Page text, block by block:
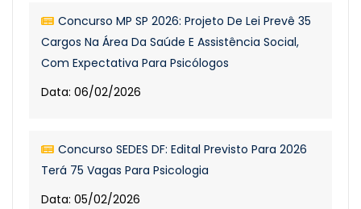
Concurso MP SP 2026: Projeto De Lei Prevê 35
Cargos Na Área Da Saúde E Assistência Social,
Com Expectativa Para Psicólogos
Data: 06/02/2026
Concurso SEDES DF: Edital Previsto Para 2026
Terá 75 Vagas Para Psicologia
Data: 05/02/2026